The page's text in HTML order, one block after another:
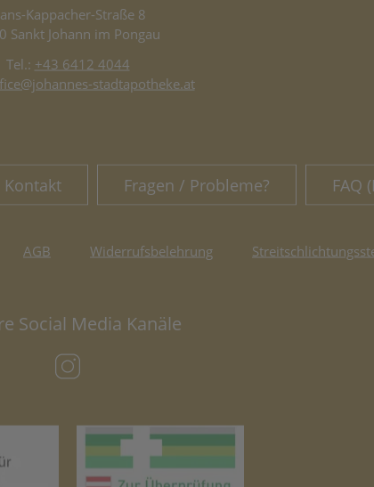
Kappacher-Straße 8
Sankt Johann im Pongau
Tel.: +43 6412 4044
stadtapotheke.at
Fragen / Probleme? FAQ
AGB Widerrufsbelehrung
Social Media Kanäle
(öffnet in neuem Tab)